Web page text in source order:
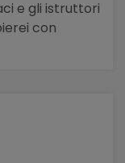
e gli istruttori
con